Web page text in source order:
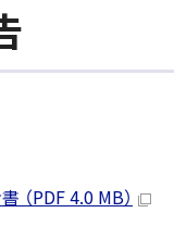
PDF 4.0 MB）